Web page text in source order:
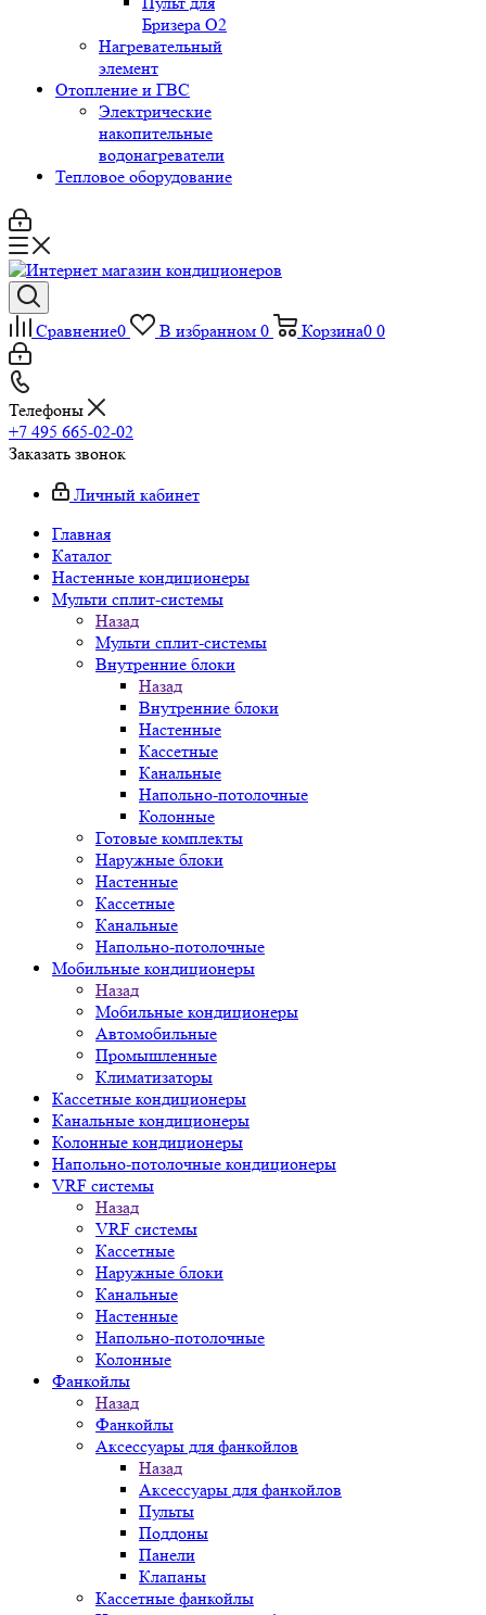
Бризера O2
Нагревательный
элемент
Отопление и ГВС
Электрические
накопительные
водонагреватели
Тепловое оборудование
Сравнение0 В избранном 0 Корзина0 0
Телефоны
+7 495 665-02-02
Заказать звонок
Личный кабинет
Главная
Каталог
Настенные кондиционеры
Мульти сплит-системы
Назад
Мульти сплит-системы
Внутренние блоки
Назад
Внутренние блоки
Настенные
Кассетные
Канальные
Напольно-потолочные
Колонные
Готовые комплекты
Наружные блоки
Настенные
Кассетные
Канальные
Напольно-потолочные
Мобильные кондиционеры
Назад
Мобильные кондиционеры
Автомобильные
Промышленные
Климатизаторы
Кассетные кондиционеры
Канальные кондиционеры
Колонные кондиционеры
Напольно-потолочные кондиционеры
VRF системы
Назад
VRF системы
Кассетные
Наружные блоки
Канальные
Настенные
Напольно-потолочные
Колонные
Фанкойлы
Назад
Фанкойлы
Аксессуары для фанкойлов
Назад
Аксессуары для фанкойлов
Пульты
Поддоны
Панели
Клапаны
Кассетные фанкойлы